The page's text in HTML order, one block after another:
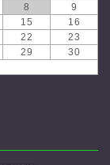
8
9
15
16
22
23
29
30